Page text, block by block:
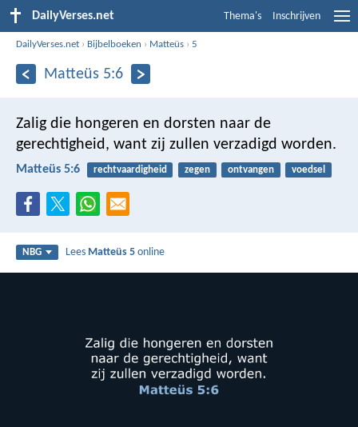
DailyVerses.net Thema's Inschrijven
DailyVerses.net › Bijbelboeken › Matteüs ›5
Matteüs 5:6
Zalig die hongeren en dorsten naar de
gerechtigheid, want zij zullen verzadigd worden.
Matteüs 5:6 rechtvaardigheid zegen ontvangen voedsel
NBG Lees Matteüs 5 online